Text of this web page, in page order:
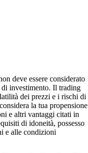
deve essere considerato
investimento. Il trading
dei prezzi e i rischi di
la tua propensione
e altri vantaggi citati in
di idoneità, possesso
e alle condizioni